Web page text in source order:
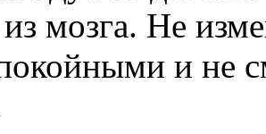
мозга. Не
и не